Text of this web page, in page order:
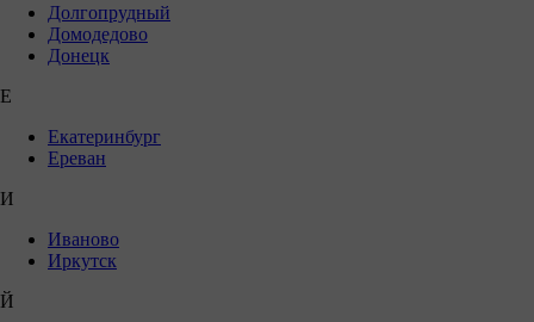
Долгопрудный
Домодедово
Донецк
Е
Екатеринбург
Ереван
И
Иваново
Иркутск
Й